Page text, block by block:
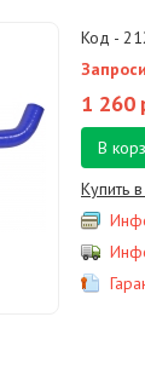
Код -
1 260
В
Купить